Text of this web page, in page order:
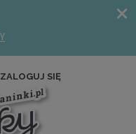
ZALOGUJ SIĘ